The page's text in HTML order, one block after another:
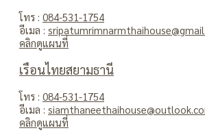
โทร : 084-531-1754
อีเมล :
คลิกดูแผนที่
เรือนไทยสยามธานี
โทร : 084-531-1754
อีเมล :
คลิกดูแผนที่